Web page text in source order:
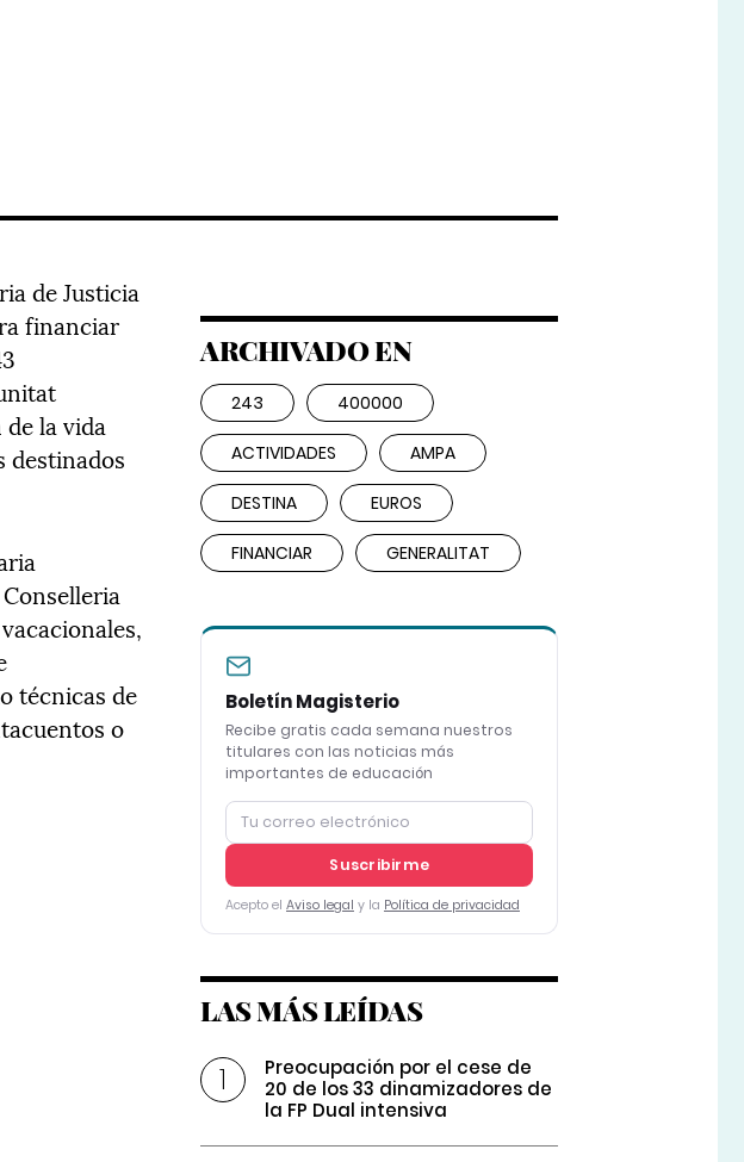
de Justicia
financiar
la vida
destinados
técnicas de
o
ARCHIVADO EN
243 400000
ACTIVIDADES AMPA
DESTINA EUROS
FINANCIAR GENERALITAT
Boletín Magisterio
Recibe gratis cada semana nuestros
titulares con las noticias más
importantes de educación
Suscribirme
Acepto el Aviso legal y la Política de privacidad
LAS MÁS LEÍDAS
Preocupación por el cese de
20 de los 33 dinamizadores de
la FP Dual intensiva